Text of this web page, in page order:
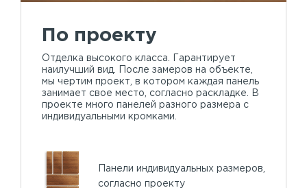
По проекту
Отделка высокого класса. Гарантирует
наилучший вид. После замеров на объекте,
мы чертим проект, в котором каждая панель
занимает свое место, согласно раскладке. В
проекте много панелей разного размера с
индивидуальными кромками.
Панели индивидуальных размеров,
согласно проекту